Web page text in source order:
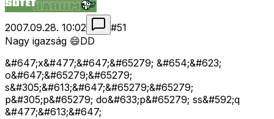
2007.09.28. 10:02 #51
Nagy igazság 😄DD
&#647;x&#477;&#647;&#65279; &#654;&#623;
o&#647;&#65279;&#65279;
s&#305;&#613;&#647;&#65279;&#65279;
p&#305;p&#65279; do&#633;p&#65279; ss&#592;q
&#477;&#613;&#647;